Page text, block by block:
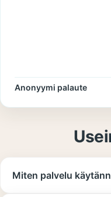
Anonyymi palaute
Miten palvelu